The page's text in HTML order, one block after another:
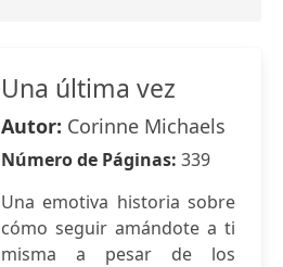
Una última vez
Autor: Corinne Michaels
Número de Páginas: 339
Una emotiva historia sobre
cómo seguir amándote a ti
misma a pesar de los